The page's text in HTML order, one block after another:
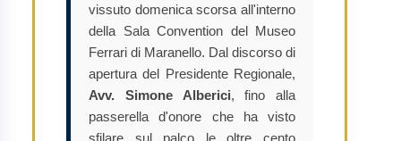
vissuto domenica scorsa all'interno
della Sala Convention del Museo
Ferrari di Maranello. Dal discorso di
apertura del Presidente Regionale,
Avv. Simone Alberici, fino alla
passerella d'onore che ha visto
sfilare sul palco le oltre cento